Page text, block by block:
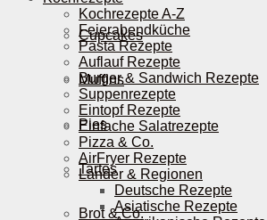
Cupcakes
Muffins
Pies
Tartes
Brot & Co.
Kochrezepte A-Z
Feierabendküche
Pasta Rezepte
Auflauf Rezepte
Burger & Sandwich Rezepte
Suppenrezepte
Eintopf Rezepte
Einfache Salatrezepte
Pizza & Co.
AirFryer Rezepte
Länder & Regionen
Deutsche Rezepte
Asiatische Rezepte